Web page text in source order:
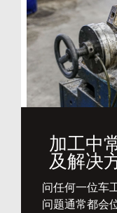
加工中
及解决
问任何一位车
问题通常都会